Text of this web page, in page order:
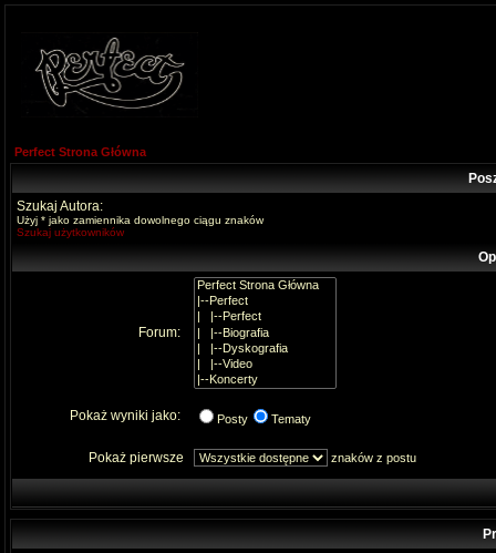
Perfect Strona Główna
Szukaj Autora:
Użyj * jako zamiennika dowolnego ciągu znaków
Szukaj użytkowników
Forum:
Pokaż wyniki jako: Posty Tematy
Pokaż pierwsze znaków z postu